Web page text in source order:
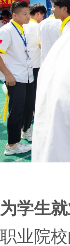
为学生
职业院